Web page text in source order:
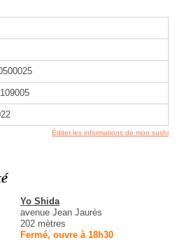
Éditer les informations de mon sushi
Yo Shida
avenue Jean Jaurès
202 mètres
Fermé, ouvre à 18h30